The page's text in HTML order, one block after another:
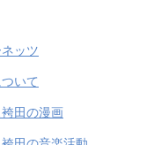
ッツ
いて
田の漫画